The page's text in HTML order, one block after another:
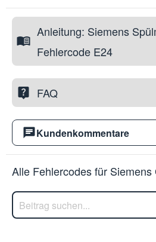
Anleitung: Siemens
Fehlercode E24
FAQ
Kundenkommentare
Alle Fehlercodes für